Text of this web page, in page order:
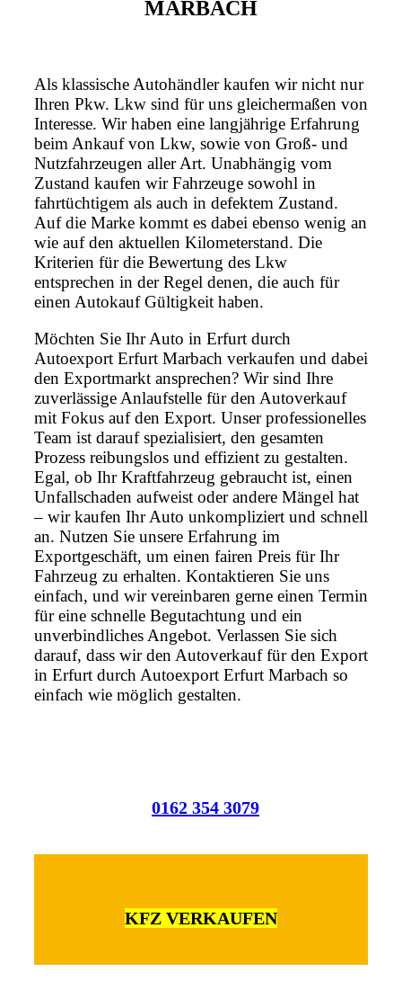
MARBACH
Als klassische Autohändler kaufen wir nicht nur
Ihren Pkw. Lkw sind für uns gleichermaßen von
Interesse. Wir haben eine langjährige Erfahrung
beim Ankauf von Lkw, sowie von Groß- und
Nutzfahrzeugen aller Art. Unabhängig vom
Zustand kaufen wir Fahrzeuge sowohl in
fahrtüchtigem als auch in defektem Zustand.
Auf die Marke kommt es dabei ebenso wenig an
wie auf den aktuellen Kilometerstand. Die
Kriterien für die Bewertung des Lkw
entsprechen in der Regel denen, die auch für
einen Autokauf Gültigkeit haben.
Möchten Sie Ihr Auto in Erfurt durch
Autoexport Erfurt Marbach verkaufen und dabei
den Exportmarkt ansprechen? Wir sind Ihre
zuverlässige Anlaufstelle für den Autoverkauf
mit Fokus auf den Export. Unser professionelles
Team ist darauf spezialisiert, den gesamten
Prozess reibungslos und effizient zu gestalten.
Egal, ob Ihr Kraftfahrzeug gebraucht ist, einen
Unfallschaden aufweist oder andere Mängel hat
– wir kaufen Ihr Auto unkompliziert und schnell
an. Nutzen Sie unsere Erfahrung im
Exportgeschäft, um einen fairen Preis für Ihr
Fahrzeug zu erhalten. Kontaktieren Sie uns
einfach, und wir vereinbaren gerne einen Termin
für eine schnelle Begutachtung und ein
unverbindliches Angebot. Verlassen Sie sich
darauf, dass wir den Autoverkauf für den Export
in Erfurt durch Autoexport Erfurt Marbach so
einfach wie möglich gestalten.
0162 354 3079
KFZ VERKAUFEN